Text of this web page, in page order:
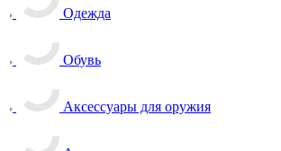
Одежда
Обувь
Аксессуары для оружия